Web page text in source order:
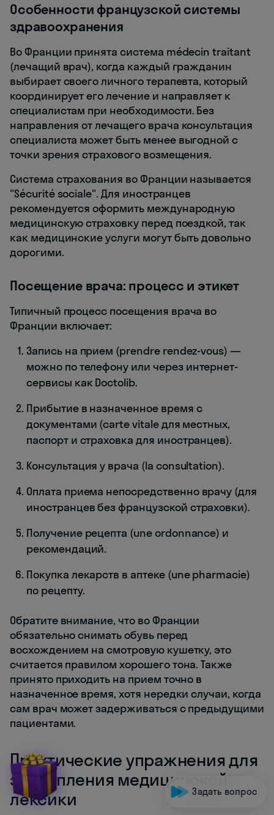
Особенности французской системы
здравоохранения
Во Франции принята система médecin traitant
(лечащий врач), когда каждый гражданин
выбирает своего личного терапевта, который
координирует его лечение и направляет к
специалистам при необходимости. Без
направления от лечащего врача консультация
специалиста может быть менее выгодной с
точки зрения страхового возмещения.
Система страхования во Франции называется
"Sécurité sociale". Для иностранцев
рекомендуется оформить международную
медицинскую страховку перед поездкой, так
как медицинские услуги могут быть довольно
дорогими.
Посещение врача: процесс и этикет
Типичный процесс посещения врача во
Франции включает:
Запись на прием (prendre rendez-vous) —
можно по телефону или через интернет-
сервисы как Doctolib.
Прибытие в назначенное время с
документами (carte vitale для местных,
паспорт и страховка для иностранцев).
Консультация у врача (la consultation).
Оплата приема непосредственно врачу (для
иностранцев без французской страховки).
Получение рецепта (une ordonnance) и
рекомендаций.
Покупка лекарств в аптеке (une pharmacie)
по рецепту.
Обратите внимание, что во Франции
обязательно снимать обувь перед
восхождением на смотровую кушетку, это
считается правилом хорошего тона. Также
принято приходить на прием точно в
назначенное время, хотя нередки случаи, когда
сам врач может задерживаться с предыдущими
пациентами.
Практические упражнения для
закрепления медицинской
лексики
Задать вопрос